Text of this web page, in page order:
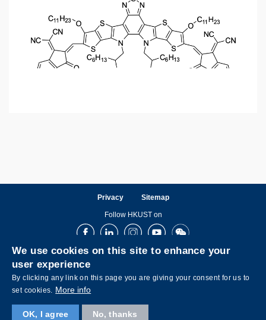
Privacy Sitemap
Follow HKUST on
FacebookLinkedInInstagramYoutubeWechat
We use cookies on this site to enhance your
user experience
By clicking any link on this page you are giving your consent for us to
set cookies. More info
OK, I agree No, thanks